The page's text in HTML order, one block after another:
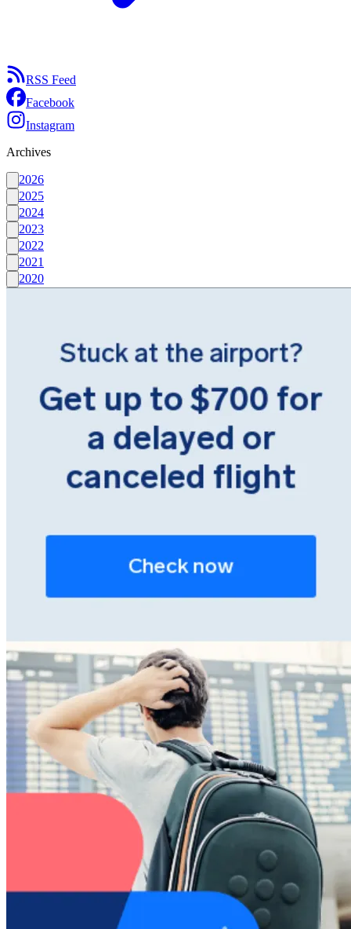
RSS Feed
Facebook
Instagram
Archives
2026
2025
2024
2023
2022
2021
2020